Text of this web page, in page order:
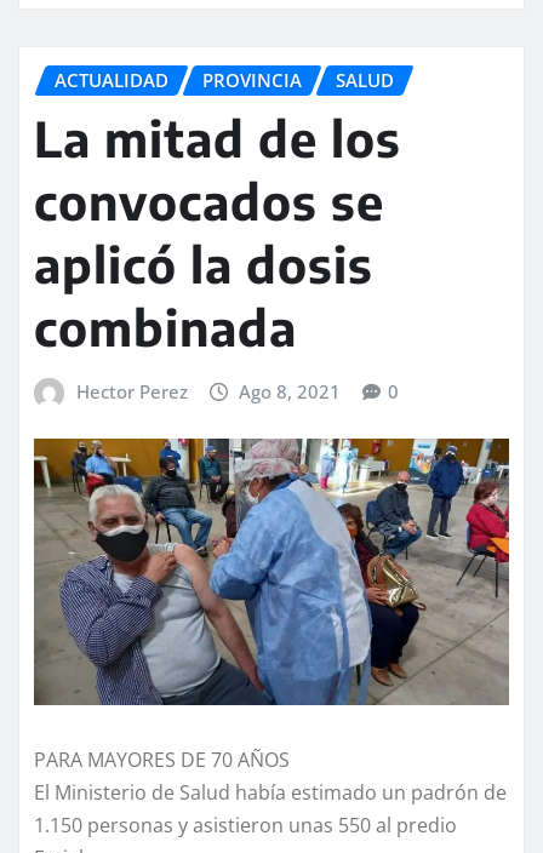
ACTUALIDAD PROVINCIA SALUD
La mitad de los
convocados se
aplicó la dosis
combinada
Hector Perez Ago 8, 2021 0
PARA MAYORES DE 70 AÑOS
El Ministerio de Salud había estimado un padrón de
1.150 personas y asistieron unas 550 al predio